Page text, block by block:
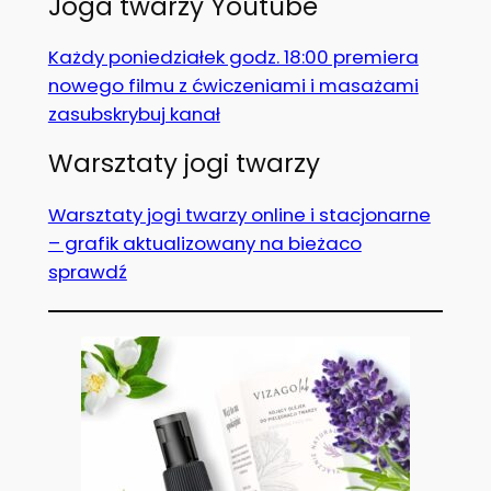
Każdy poniedziałek godz. 18:00 premiera
nowego filmu z ćwiczeniami i masażami
zasubskrybuj kanał
Warsztaty jogi twarzy
Warsztaty jogi twarzy online i stacjonarne
– grafik aktualizowany na bieżaco
sprawdź